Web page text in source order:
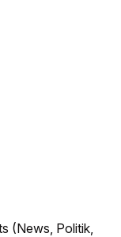
(News, Politik,